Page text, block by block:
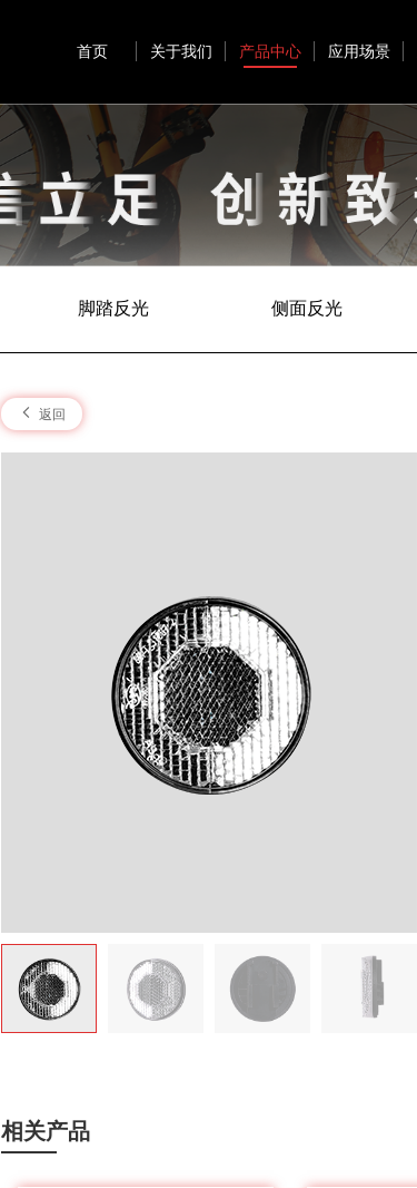
首页 关于我们 产品中心 应用场景
脚踏反光 侧面反光
返回
相关产品